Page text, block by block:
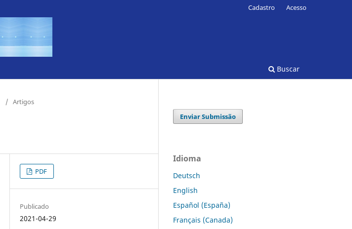
Buscar
Cadastro Acesso
/ Artigos
PDF
Publicado
2021-04-29
Enviar Submissão
Idioma
Deutsch
English
Español (España)
Français (Canada)